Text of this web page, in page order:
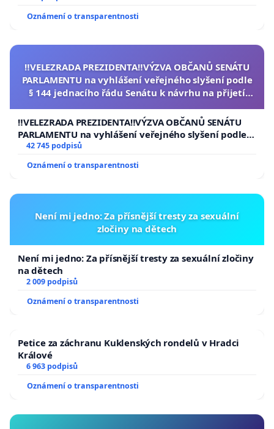
Oznámení o transparentnosti
‼️VELEZRADA PREZIDENTA‼️VÝZVA OBČANŮ SENÁTU
PARLAMENTU na vyhlášení veřejného slyšení podle
§ 144 jednacího řádu Senátu k návrhu na přijetí
republiky
‼️VELEZRADA PREZIDENTA‼️VÝZVA OBČANŮ SENÁTU
PARLAMENTU na vyhlášení veřejného slyšení podle §
144 jednacího řádu Senátu k návrhu na přijetí
republiky
42 745 podpisů
Oznámení o transparentnosti
Není mi jedno: Za přísnější tresty za sexuální
zločiny na dětech
Není mi jedno: Za přísnější tresty za sexuální zločiny
na dětech
2 009 podpisů
Oznámení o transparentnosti
Petice za záchranu Kuklenských rondelů v Hradci
Králové
6 963 podpisů
Oznámení o transparentnosti